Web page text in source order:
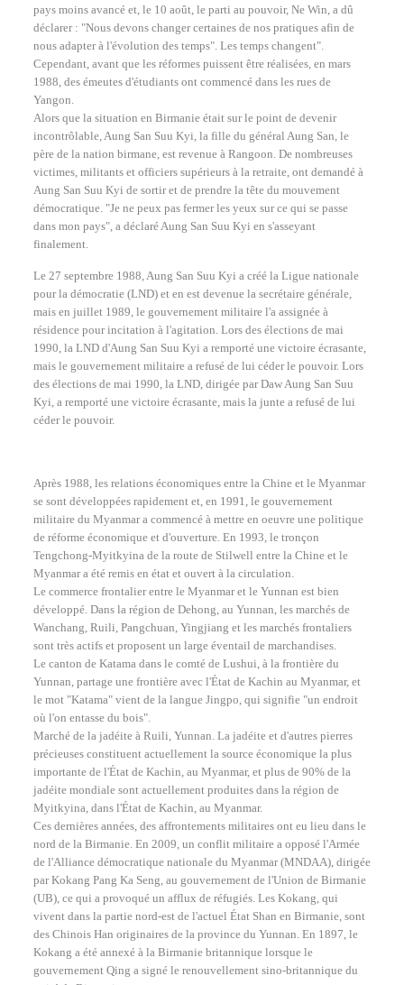
pays moins avancé et, le 10 août, le parti au pouvoir, Ne Win, a dû
déclarer : "Nous devons changer certaines de nos pratiques afin de
nous adapter à l'évolution des temps". Les temps changent".
Cependant, avant que les réformes puissent être réalisées, en mars
1988, des émeutes d'étudiants ont commencé dans les rues de
Yangon.
Alors que la situation en Birmanie était sur le point de devenir
incontrôlable, Aung San Suu Kyi, la fille du général Aung San, le
père de la nation birmane, est revenue à Rangoon. De nombreuses
victimes, militants et officiers supérieurs à la retraite, ont demandé à
Aung San Suu Kyi de sortir et de prendre la tête du mouvement
démocratique. "Je ne peux pas fermer les yeux sur ce qui se passe
dans mon pays", a déclaré Aung San Suu Kyi en s'asseyant
finalement.
Le 27 septembre 1988, Aung San Suu Kyi a créé la Ligue nationale
pour la démocratie (LND) et en est devenue la secrétaire générale,
mais en juillet 1989, le gouvernement militaire l'a assignée à
résidence pour incitation à l'agitation. Lors des élections de mai
1990, la LND d'Aung San Suu Kyi a remporté une victoire écrasante,
mais le gouvernement militaire a refusé de lui céder le pouvoir. Lors
des élections de mai 1990, la LND, dirigée par Daw Aung San Suu
Kyi, a remporté une victoire écrasante, mais la junte a refusé de lui
céder le pouvoir.
Après 1988, les relations économiques entre la Chine et le Myanmar
se sont développées rapidement et, en 1991, le gouvernement
militaire du Myanmar a commencé à mettre en oeuvre une politique
de réforme économique et d'ouverture. En 1993, le tronçon
Tengchong-Myitkyina de la route de Stilwell entre la Chine et le
Myanmar a été remis en état et ouvert à la circulation.
Le commerce frontalier entre le Myanmar et le Yunnan est bien
développé. Dans la région de Dehong, au Yunnan, les marchés de
Wanchang, Ruili, Pangchuan, Yingjiang et les marchés frontaliers
sont très actifs et proposent un large éventail de marchandises.
Le canton de Katama dans le comté de Lushui, à la frontière du
Yunnan, partage une frontière avec l'État de Kachin au Myanmar, et
le mot "Katama" vient de la langue Jingpo, qui signifie "un endroit
où l'on entasse du bois".
Marché de la jadéite à Ruili, Yunnan. La jadéite et d'autres pierres
précieuses constituent actuellement la source économique la plus
importante de l'État de Kachin, au Myanmar, et plus de 90% de la
jadéite mondiale sont actuellement produites dans la région de
Myitkyina, dans l'État de Kachin, au Myanmar.
Ces dernières années, des affrontements militaires ont eu lieu dans le
nord de la Birmanie. En 2009, un conflit militaire a opposé l'Armée
de l'Alliance démocratique nationale du Myanmar (MNDAA), dirigée
par Kokang Pang Ka Seng, au gouvernement de l'Union de Birmanie
(UB), ce qui a provoqué un afflux de réfugiés. Les Kokang, qui
vivent dans la partie nord-est de l'actuel État Shan en Birmanie, sont
des Chinois Han originaires de la province du Yunnan. En 1897, le
Kokang a été annexé à la Birmanie britannique lorsque le
gouvernement Qing a signé le renouvellement sino-britannique du